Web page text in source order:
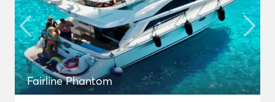
Fairline Phantom